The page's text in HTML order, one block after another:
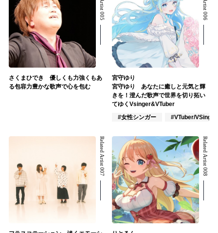
さくまひでき 優しくも力強くもあ
る包容力豊かな歌声で心を包む
宮守ゆり
宮守ゆり あなたに癒しと元気と輝
きを！澄んだ歌声で世界を切り拓い
てゆくVsinger&VTuber
#女性シンガー
#VTuber/VSinger
Related Artist 007 Related Artist 008